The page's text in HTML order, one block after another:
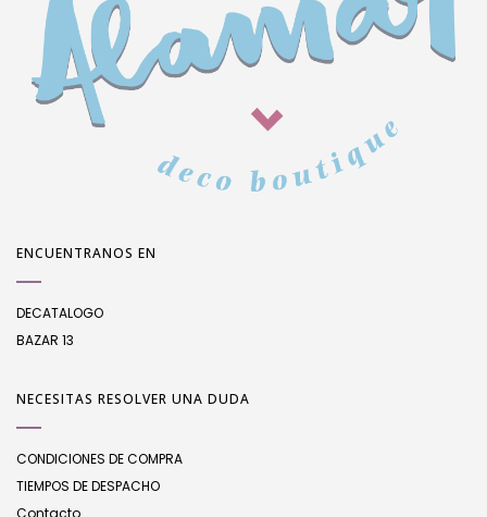
ENCUENTRANOS EN
DECATALOGO
BAZAR 13
NECESITAS RESOLVER UNA DUDA
CONDICIONES DE COMPRA
TIEMPOS DE DESPACHO
Contacto